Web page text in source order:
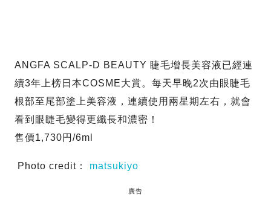
ANGFA SCALP-D BEAUTY 睫毛增長美容液已經連
續3年上榜日本COSME大賞。每天早晚2次由眼睫毛
根部至尾部塗上美容液，連續使用兩星期左右，就會
看到眼睫毛變得更纖長和濃密！
售價1,730円/6ml
Photo credit： matsukiyo
廣告